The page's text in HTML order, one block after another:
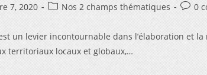
7, 2020 Nos 2 champs thématiques 0
un levier incontournable dans l’élaboration et
territoriaux locaux et globaux,…